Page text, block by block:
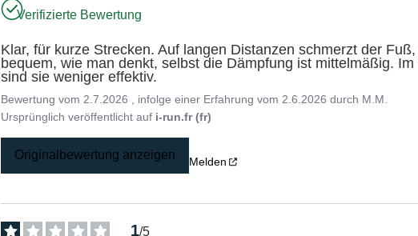
Verifizierte Bewertung
Klar, für kurze Strecken. Auf langen Distanzen schmerzt der
bequem, wie man denkt, selbst die Dämpfung ist mittelmäßig.
sind sie weniger effektiv.
Bewertung vom 2.7.2026 , infolge einer Erfahrung vom 2.6.2026 durch M.M.
Ursprünglich veröffentlicht auf i-run.fr (fr)
Originalbewertung anzeigen Melden
1/5